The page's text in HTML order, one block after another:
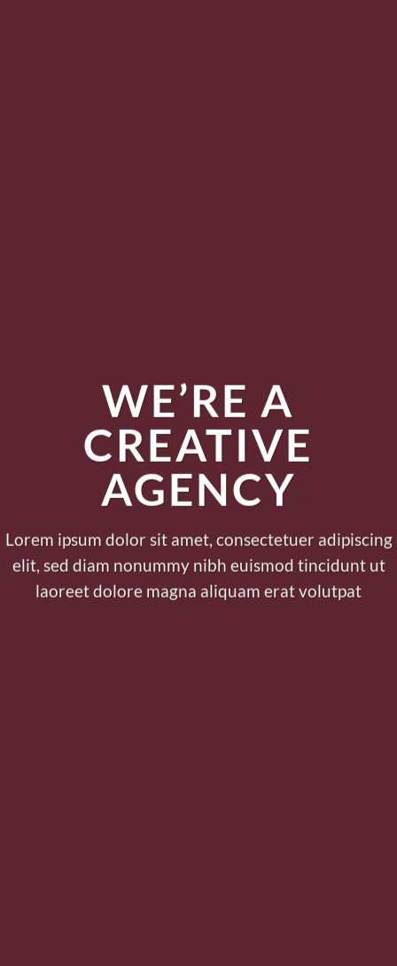
WE’RE A
CREATIVE
AGENCY
Lorem ipsum dolor sit amet, consectetuer adipiscing
elit, sed diam nonummy nibh euismod tincidunt ut
laoreet dolore magna aliquam erat volutpat